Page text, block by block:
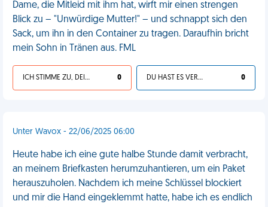
Dame, die Mitleid mit ihm hat, wirft mir einen strengen
Blick zu – "Unwürdige Mutter!" – und schnappt sich den
Sack, um ihn in den Container zu tragen. Daraufhin bricht
mein Sohn in Tränen aus. FML
ICH STIMME ZU, DEIN LEBEN IST SCHEISSE 0 DU HAST ES VERDIENT 0
Unter Wavox - 22/06/2025 06:00
Heute habe ich eine gute halbe Stunde damit verbracht,
an meinem Briefkasten herumzuhantieren, um ein Paket
herauszuholen. Nachdem ich meine Schlüssel blockiert
und mir die Hand eingeklemmt hatte, habe ich es endlich